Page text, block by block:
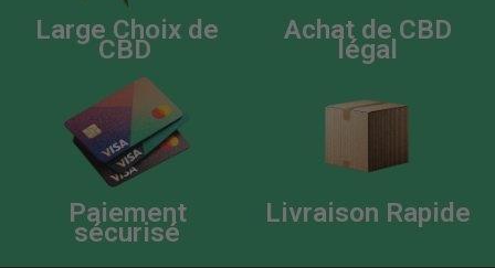
Large Choix de
CBD
Achat de CBD
légal
Paiement
sécurisé
Livraison Rapide